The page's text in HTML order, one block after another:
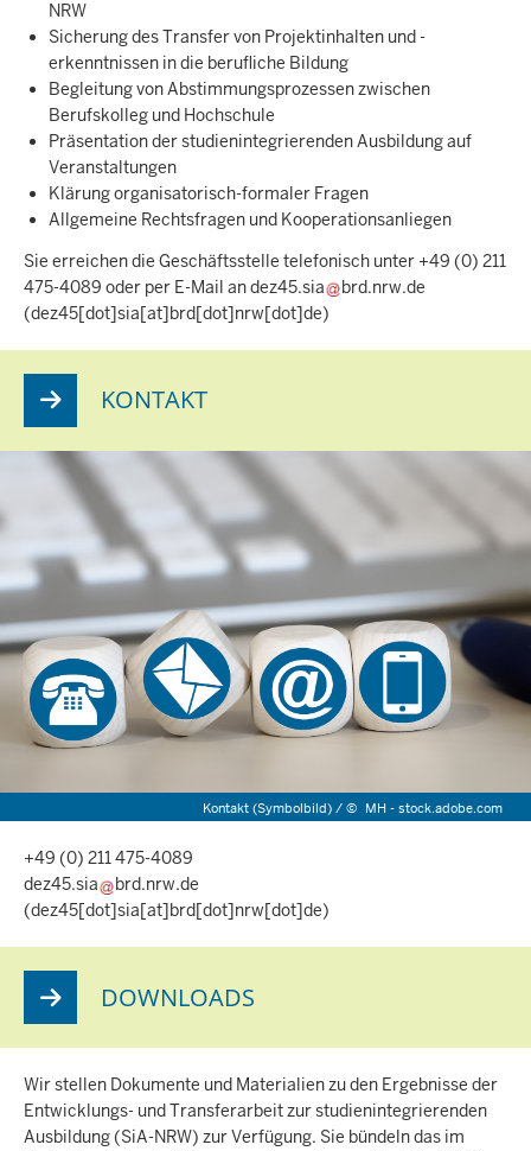
NRW
Sicherung des Transfer von Projektinhalten und -
erkenntnissen in die berufliche Bildung
Begleitung von Abstimmungsprozessen zwischen
Berufskolleg und Hochschule
Präsentation der studienintegrierenden Ausbildung auf
Veranstaltungen
Klärung organisatorisch-formaler Fragen
Allgemeine Rechtsfragen und Kooperationsanliegen
Sie erreichen die Geschäftsstelle telefonisch unter +49 (0) 211
475-4089 oder per E-Mail andez45.sia
brd.nrw.de
(dez45[dot]sia[at]brd[dot]nrw[dot]de)
KONTAKT
Kontakt (Symbolbild) /© MH - stock.adobe.com
+49 (0) 211 475-4089
dez45.sia
brd.nrw.de
(dez45[dot]sia[at]brd[dot]nrw[dot]de)
DOWNLOADS
Wir stellen Dokumente und Materialien zu den Ergebnisse der
Entwicklungs- und Transferarbeit zur studienintegrierenden
Ausbildung (SiA-NRW) zur Verfügung. Sie bündeln das im